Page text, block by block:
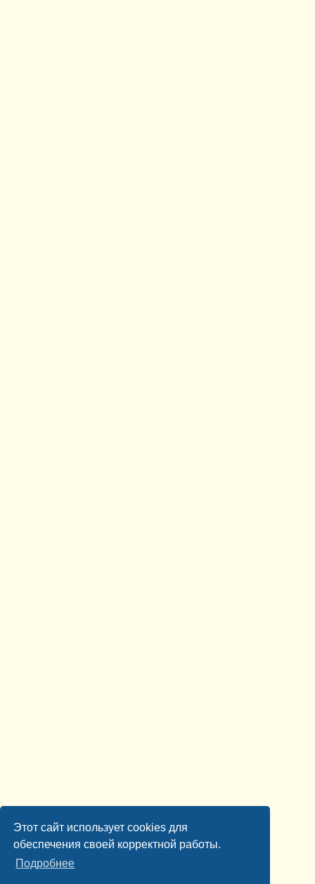
Этот сайт использует cookies для
обеспечения своей корректной работы.
Подробнее